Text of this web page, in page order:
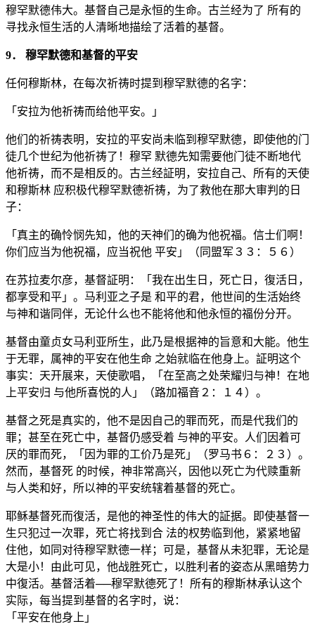
穆罕默德伟大。基督自己是永恒的生命。古兰经为了 所有的
寻找永恒生活的人清晰地描绘了活着的基督。
9． 穆罕默德和基督的平安
任何穆斯林，在每次祈祷时提到穆罕默德的名字：
「安拉为他祈祷而给他平安。」
他们的祈祷表明，安拉的平安尚未临到穆罕默德，即使他的门
徒几个世纪为他祈祷了！穆罕 默德先知需要他门徒不断地代
他祈祷，而不是相反的。古兰经証明，安拉自己、所有的天使
和穆斯林 应积极代穆罕默德祈祷，为了救他在那大审判的日
子：
「真主的确怜悯先知，他的天神们的确为他祝福。信士们啊！
你们应当为他祝福，应当祝他 平安」（同盟军３３：５６）
在苏拉麦尔彦，基督証明：「我在出生日，死亡日，復活日，
都享受和平」。马利亚之子是 和平的君，他世间的生活始终
与神和谐同伴，无论什么也不能将他和他永恒的福份分开。
基督由童贞女马利亚所生，此乃是根据神的旨意和大能。他生
于无罪，属神的平安在他生命 之始就临在他身上。証明这个
事实：天开展来，天使歌唱，「在至高之处荣耀归与神！在地
上平安归 与他所喜悦的人」（路加福音２：１４）。
基督之死是真实的，他不是因自己的罪而死，而是代我们的
罪；甚至在死亡中，基督仍感受着 与神的平安。人们因着可
厌的罪而死，「因为罪的工价乃是死」（罗马书６：２３）。
然而，基督死 的时候，神非常高兴，因他以死亡为代赎重新
与人类和好，所以神的平安统辖着基督的死亡。
耶稣基督死而復活，是他的神圣性的伟大的証据。即使基督一
生只犯过一次罪，死亡将找到合 法的权势临到他，紧紧地留
住他，如同对待穆罕默德一样；可是，基督从未犯罪，无论是
大是小！由此可见，他战胜死亡，以胜利者的姿态从黑暗势力
中復活。基督活着──穆罕默德死了！所有的穆斯林承认这个
实际，每当提到基督的名字时，说：
「平安在他身上」